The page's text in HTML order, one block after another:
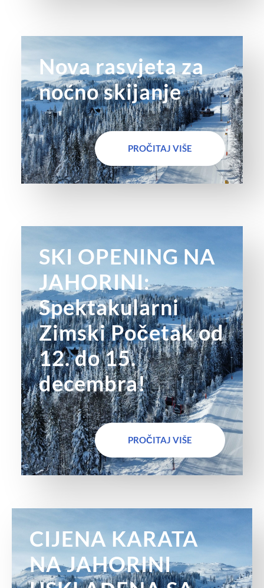
Nova rasvjeta za
noćno skijanje
PROČITAJ VIŠE
SKI OPENING NA
JAHORINI:
Spektakularni
Zimski Početak od
12. do 15.
decembra!
PROČITAJ VIŠE
CIJENA KARATA
NA JAHORINI